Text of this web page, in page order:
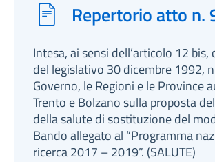
Repertorio atto n.
Intesa, ai sensi dell’articolo 12 bis,
del legislativo 30 dicembre 1992,
Governo, le Regioni e le Province
Trento e Bolzano sulla proposta
della salute di sostituzione del
Bando allegato al “Programma
ricerca 2017 – 2019”. (SALUTE)